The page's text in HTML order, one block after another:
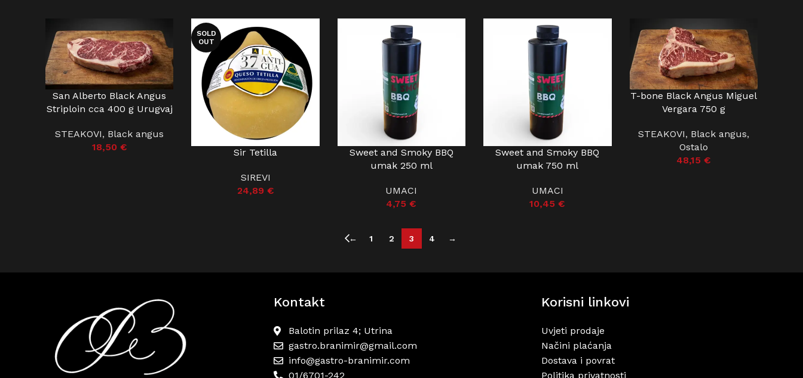
DODAJ U KOŠARICU
San Alberto Black Angus
Striploin cca 400 g Urugvaj
STEAKOVI, Black angus
18,50 €
SOLD
OUT
PROČITAJ VIŠESir Tetilla
SIREVI
24,89 €
DODAJ U KOŠARICU
Sweet and Smoky BBQ
umak 250 ml
UMACI
4,75€
DODAJ U KOŠARICU
Sweet and Smoky BBQ
umak 750 ml
UMACI
10,45€
DODAJ U KOŠARICU
T-bone Black Angus Miguel
Vergara 750 g
STEAKOVI, Black angus,
Ostalo
48,15 €
← 1 2 3 4 →
Kontakt
Balotin prilaz 4; Utrina
gastro.branimir@gmail.com
info@gastro-branimir.com
01/6701-242
Korisni linkovi
Uvjeti prodaje
Načini plaćanja
Dostava i povrat
Politika privatnosti